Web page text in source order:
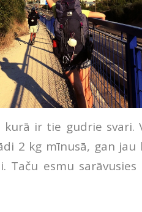
ir tie gudrie svari.
2 kg mīnusā, gan jau
Taču esmu